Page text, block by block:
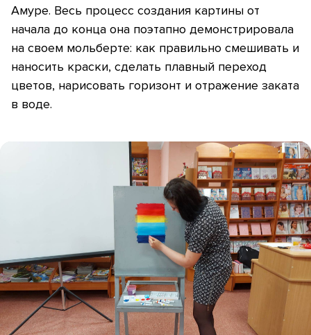
Амуре. Весь процесс создания картины от
начала до конца она поэтапно демонстрировала
на своем мольберте: как правильно смешивать и
наносить краски, сделать плавный переход
цветов, нарисовать горизонт и отражение заката
в воде.